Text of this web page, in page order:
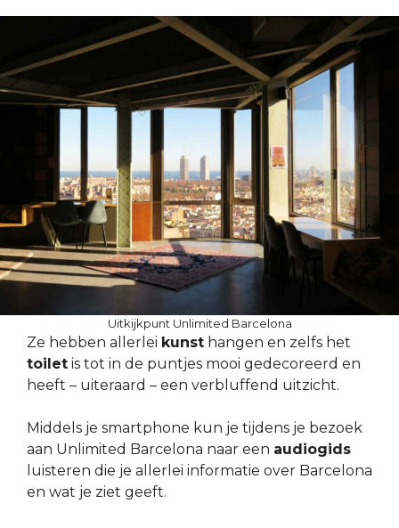
Uitkijkpunt Unlimited Barcelona
Ze hebben allerlei kunst hangen en zelfs het
toilet is tot in de puntjes mooi gedecoreerd en
heeft – uiteraard – een verbluffend uitzicht.
Middels je smartphone kun je tijdens je bezoek
aan Unlimited Barcelona naar een audiogids
luisteren die je allerlei informatie over Barcelona
en wat je ziet geeft.